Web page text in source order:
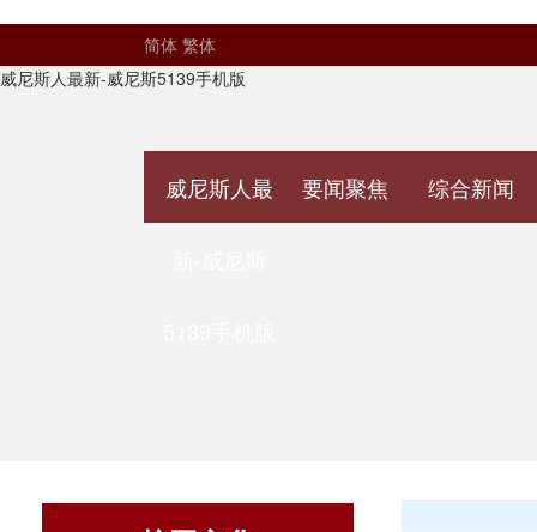
简体 繁体
威尼斯人最新-威尼斯5139手机版
威尼斯人最 要闻聚焦 综合新闻